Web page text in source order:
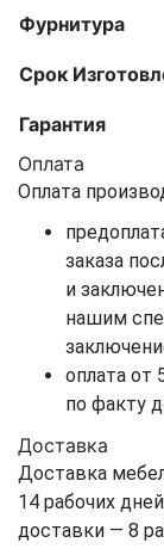
Фурнитура
Срок
Гарантия
Оплата
Оплата
заказа
и
нашим
оплата от
по факту
Доставка
Доставка
14 рабочих
доставки — 8